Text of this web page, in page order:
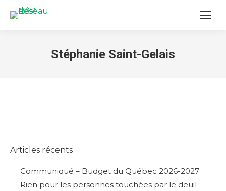
Stéphanie Saint-Gelais
Articles récents
Communiqué – Budget du Québec 2026-2027 :
Rien pour les personnes touchées par le deuil